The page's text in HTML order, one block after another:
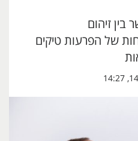
זיהום
של הפרעות טיקים